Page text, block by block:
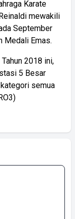
Karate
mewakili
September
Medali Emas.
2018 ini,
5 Besar
semua